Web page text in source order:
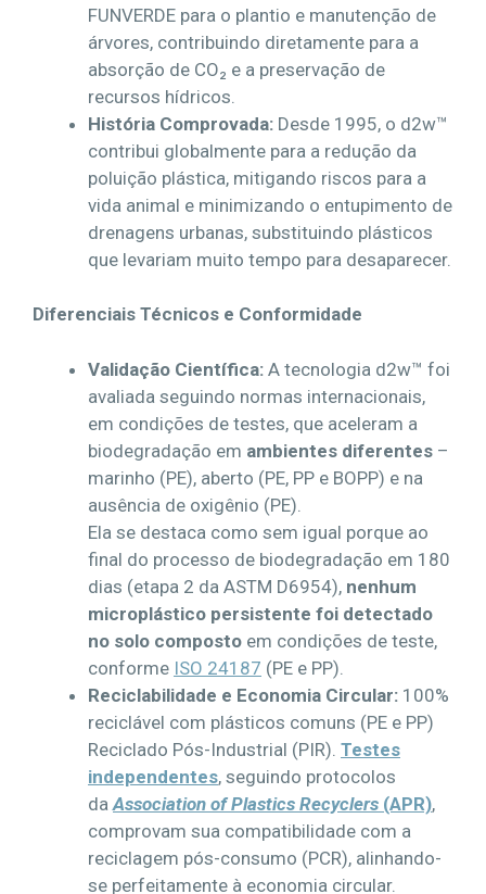
FUNVERDE para o plantio e manutenção de
árvores, contribuindo diretamente para a
absorção de CO₂ e a preservação de
recursos hídricos.
História Comprovada: Desde 1995, o d2w™
contribui globalmente para a redução da
poluição plástica, mitigando riscos para a
vida animal e minimizando o entupimento de
drenagens urbanas, substituindo plásticos
que levariam muito tempo para desaparecer.
Diferenciais Técnicos e Conformidade
Validação Científica: A tecnologia d2w™ foi
avaliada seguindo normas internacionais,
em condições de testes, que aceleram a
biodegradação em ambientes diferentes –
marinho (PE), aberto (PE, PP e BOPP) e na
ausência de oxigênio (PE).
Ela se destaca como sem igual porque ao
final do processo de biodegradação em 180
dias (etapa 2 da ASTM D6954), nenhum
microplástico persistente foi detectado
no solo composto em condições de teste,
conforme ISO 24187 (PE e PP).
Reciclabilidade e Economia Circular: 100%
reciclável com plásticos comuns (PE e PP)
Reciclado Pós-Industrial (PIR). Testes
independentes, seguindo protocolos
da Association of Plastics Recyclers (APR),
comprovam sua compatibilidade com a
reciclagem pós-consumo (PCR), alinhando-
se perfeitamente à economia circular.